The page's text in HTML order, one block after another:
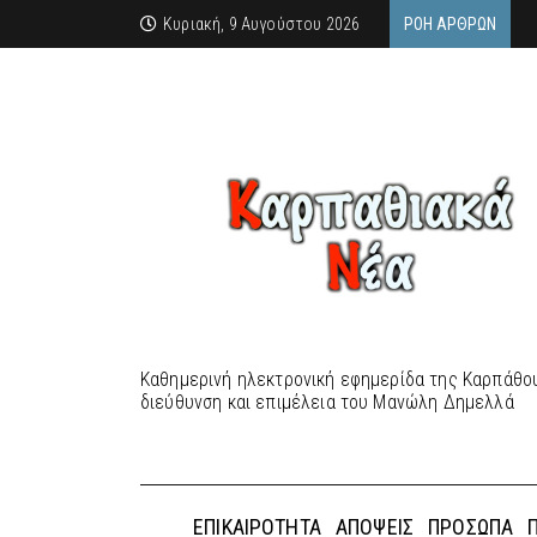
Κυριακή, 9 Αυγούστου 2026 ΡΟΉ ΆΡΘΡΩΝ
Καθημερινή ηλεκτρονική εφημερίδα της
διεύθυνση και επιμέλεια του Μανώλη Δημελλά
ΕΠΙΚΑΙΡΌΤΗΤΑ ΑΠΌΨΕΙΣ ΠΡΌΣΩΠΑ